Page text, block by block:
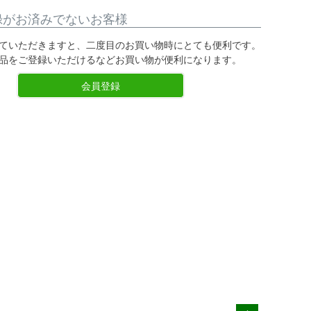
がお済みでないお客様
いただきますと、二度目のお買い物時にとても便利です。
をご登録いただけるなどお買い物が便利になります。
会員登録